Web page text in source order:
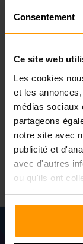
Consentement
Ce site web
Les cookies
et les
médias sociaux
partageons
notre site avec
publicité et
avec d'autres
ou qu'ils ont
services.
Veloren
Veloren n'est
d'hébergement
ScalaCube
incroyable, un
supérieures
les terrains
lisse et sans